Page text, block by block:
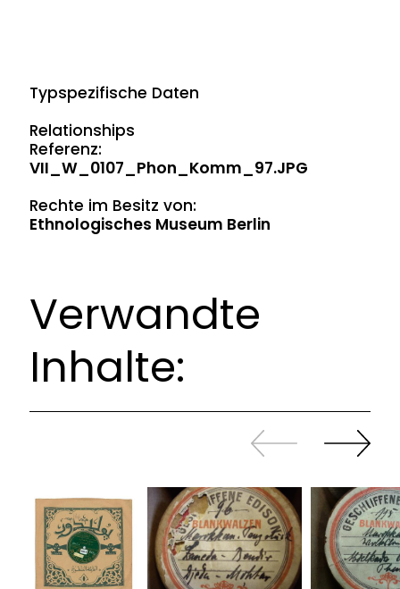
Typspezifische Daten
Relationships
Referenz:
VII_W_0107_Phon_Komm_97.JPG
Rechte im Besitz von:
Ethnologisches Museum Berlin
Verwandte
Inhalte:
Zurück
sliden
Weiter
sliden